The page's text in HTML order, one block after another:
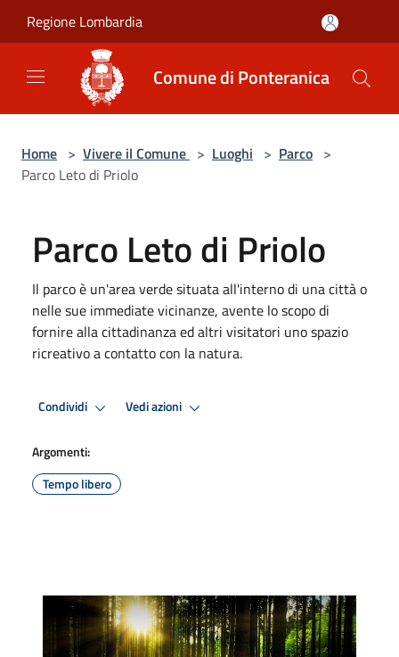
Regione Lombardia
Comune di Ponteranica
Home > Vivere il Comune > Luoghi > Parco >
Parco Leto di Priolo
Parco Leto di Priolo
Il parco è un'area verde situata all'interno di una città o
nelle sue immediate vicinanze, avente lo scopo di
fornire alla cittadinanza ed altri visitatori uno spazio
ricreativo a contatto con la natura.
Condividi Vedi azioni
Argomenti:
Tempo libero